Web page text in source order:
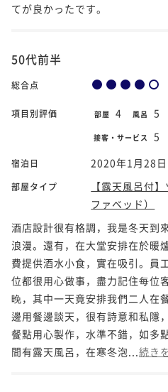
てが良かったです。
50代前半
総合点
項目別評価 部屋 4 風呂 5
接客・サービス 5
宿泊日 2020年1月28日
部屋タイプ
【露天風呂付
ファベッド）
酒店設計很有格調，我是冬天到
浪漫。還有，在大堂安排在於暖
費提供酒水小食，實在吸引。員
位都很用心做事，盡力記住每位
晚，其中一天竟安排我們二人在
邊用餐邊談天，很有詩意和私隱
餐點用心製作，水準不錯，如多
間有露天風呂，在寒冬泡... 続き